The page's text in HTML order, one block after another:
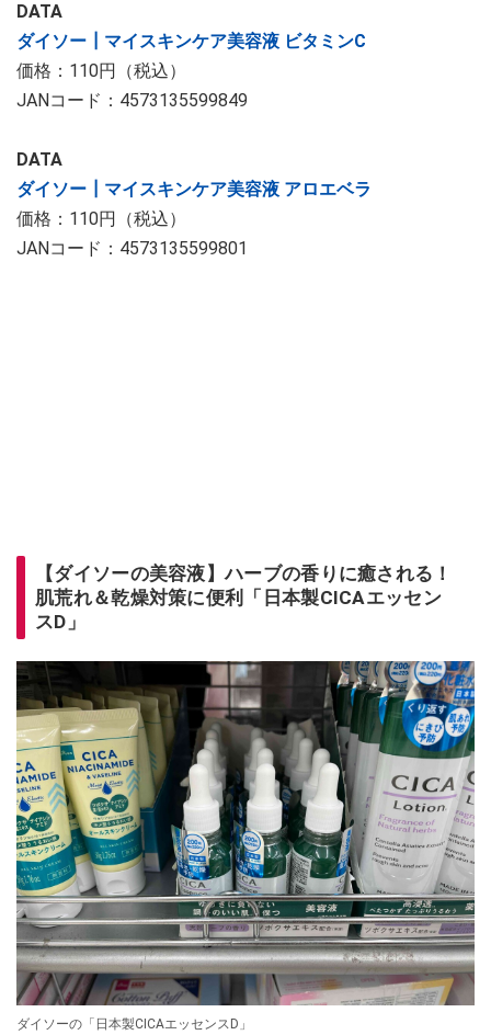
DATA
ダイソー┃マイスキンケア美容液 ビタミンC
価格：110円（税込）
JANコード：4573135599849
DATA
ダイソー┃マイスキンケア美容液 アロエベラ
価格：110円（税込）
JANコード：4573135599801
【ダイソーの美容液】ハーブの香りに癒される！
肌荒れ＆乾燥対策に便利「日本製CICAエッセン
スD」
ダイソーの「日本製CICAエッセンスD」